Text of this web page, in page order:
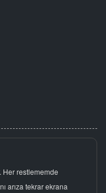
Her restlememde
arıza tekrar ekrana